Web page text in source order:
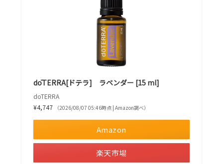
dōTERRA[ドテラ] ラベンダー [15 ml]
doTERRA
¥4,747
（2026/08/07 05:46時点 | Amazon調べ）
Amazon
楽天市場